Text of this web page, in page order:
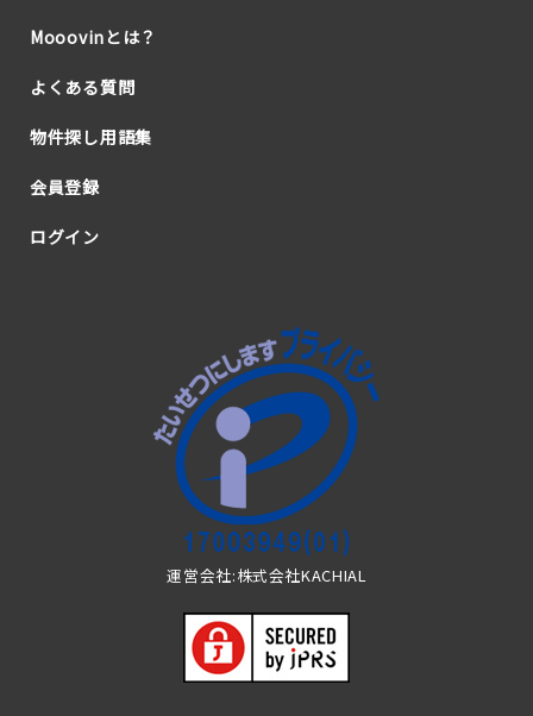
Mooovinとは？
よくある質問
物件探し用語集
会員登録
ログイン
運営会社:株式会社KACHIAL